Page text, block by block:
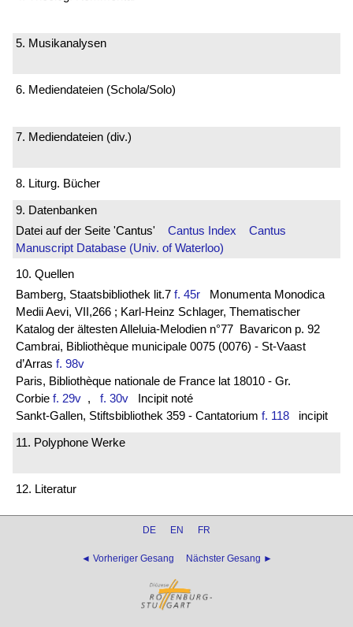
5. Musikanalysen
6. Mediendateien (Schola/Solo)
7. Mediendateien (div.)
8. Liturg. Bücher
9. Datenbanken
Datei auf der Seite 'Cantus' Cantus Index
Cantus
Manuscript Database (Univ. of Waterloo)
10. Quellen
Bamberg, Staatsbibliothek lit.7 f. 45r Monumenta Monodica
Medii Aevi, VII,266 ; Karl-Heinz Schlager, Thematischer
Katalog der ältesten Alleluia-Melodien n°77 Bavaricon p. 92
Cambrai, Bibliothèque municipale 0075 (0076) - St-Vaast
d’Arras f. 98v
Paris, Bibliothèque nationale de France lat 18010 - Gr.
Corbie f. 29v , f. 30v Incipit noté
Sankt-Gallen, Stiftsbibliothek 359 - Cantatorium f. 118 incipit
11. Polyphone Werke
12. Literatur
DE EN FR
◄ Vorheriger Gesang Nächster Gesang ►